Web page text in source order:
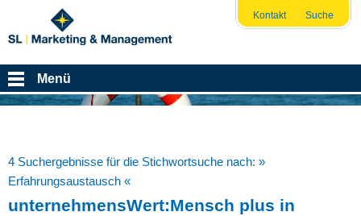
Kontakt Suche
Menü
4 Suchergebnisse für die Stichwortsuche nach: »
Erfahrungsaustausch «
unternehmensWert:Mensch plus in